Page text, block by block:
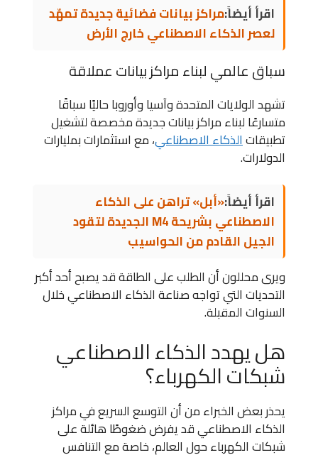
اقرأ أيضاً:مراكز بيانات فضائية جديدة تمهّد
لعصر الذكاء الاصطناعي خارج الأرض
سباق عالمي لبناء مراكز بيانات عملاقة
تشهد الولايات المتحدة وآسيا وأوروبا حاليًا سباقًا
متسارعًا لبناء مراكز بيانات جديدة مخصصة لتشغيل
تطبيقاتالذكاء الاصطناعي، مع استثمارات بمليارات
الدولارات.
اقرأ أيضاً:«أبل» تراهن على الذكاء
الاصطناعي بشريحة M4 الجديدة لتقود
الجيل القادم من الحواسيب
ويرى محللون أن الطلب على الطاقة قد يصبح أحد أكبر
التحديات التي تواجه صناعة الذكاء الاصطناعي خلال
السنوات المقبلة.
هل يهدد الذكاء الاصطناعي
شبكات الكهرباء؟
يحذر بعض الخبراء من أن التوسع السريع في مراكز
الذكاء الاصطناعي قد يفرض ضغوطًا هائلة على
شبكات الكهرباء حول العالم، خاصة مع التنافس